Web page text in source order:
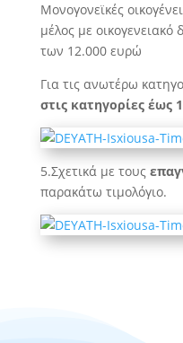
Μονογονεϊκές
μέλος με
των 12.000 ευρώ
Για τις ανωτέρω
στις κατηγορίες έως
5.Σχετικά με τους
παρακάτω τιμολόγιο.